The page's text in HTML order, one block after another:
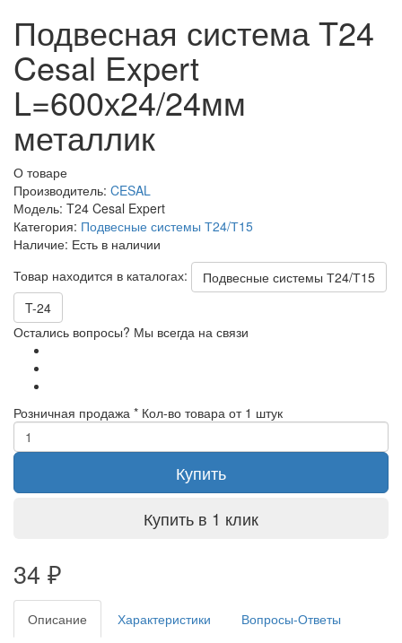
Подвесная система T24
Cesal Expert
L=600х24/24мм
металлик
О товаре
Производитель: CESAL
Модель: T24 Cesal Expert
Категория: Подвесные системы Т24/Т15
Наличие: Есть в наличии
Товар находится в каталогах:
Подвесные системы Т24/Т15
T-24
Остались вопросы? Мы всегда на связи
Розничная продажа * Кол-во товара от 1 штук
Купить
Купить в 1 клик
34 ₽
Описание Характеристики Вопросы-Ответы